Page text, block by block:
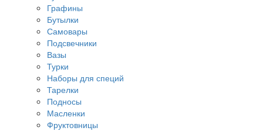
Графины
Бутылки
Самовары
Подсвечники
Вазы
Турки
Наборы для специй
Тарелки
Подносы
Масленки
Фруктовницы